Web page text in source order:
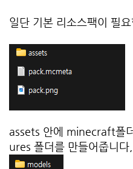
일단 기본 리소스팩이 필요
assets 안에 minecraft폴
ures 폴더를 만들어줍니다,